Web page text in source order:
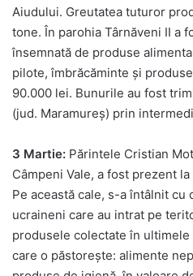
Aiudului. Greutatea tuturor
tone. În parohia Târnăveni II a
însemnată de produse
pilote, îmbrăcăminte și
90.000 lei. Bunurile au fost
(jud. Maramureș) prin
3 Martie: Părintele Cristian
Câmpeni Vale, a fost prezent
Pe această cale, s-a întâlnit
ucraineni care au intrat pe
produsele colectate în
care o păstorește: alimente